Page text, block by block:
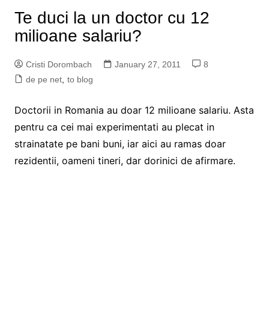
Te duci la un doctor cu 12
milioane salariu?
Cristi Dorombach January 27, 2011
8
de pe net, to blog
Doctorii in Romania au doar 12 milioane salariu. Asta
pentru ca cei mai experimentati au plecat in
strainatate pe bani buni, iar aici au ramas doar
rezidentii, oameni tineri, dar dorinici de afirmare.